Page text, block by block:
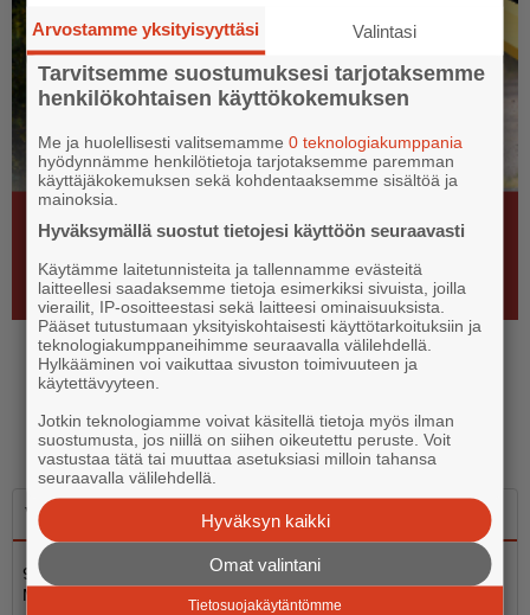
Viikon kysymys
9.8. vietetään Tove Janssonin ja suomalaisen taiteen päivää.
Mikä on sinun suosikkisi Tove Janssonin perinnössä?
Arvostamme yksityisyyttäsi Valintasi
Tarvitsemme suostumuksesi tarjotaksemme
henkilökohtaisen käyttökokemuksen
Me ja huolellisesti valitsemamme0 teknologiakumppania
hyödynnämme henkilötietoja tarjotaksemme paremman
käyttäjäkokemuksen sekä kohdentaaksemme sisältöä ja
mainoksia.
Hyväksymällä suostut tietojesi käyttöön seuraavasti
Käytämme laitetunnisteita ja tallennamme evästeitä
laitteellesi saadaksemme tietoja esimerkiksi sivuista, joilla
vierailit, IP-osoitteestasi sekä laitteesi ominaisuuksista.
Pääset tutustumaan yksityiskohtaisesti käyttötarkoituksiin ja
teknologiakumppaneihimme seuraavalla välilehdellä.
Hylkääminen voi vaikuttaa sivuston toimivuuteen ja
käytettävyyteen.
Jotkin teknologiamme voivat käsitellä tietoja myös ilman
suostumusta, jos niillä on siihen oikeutettu peruste. Voit
vastustaa tätä tai muuttaa asetuksiasi milloin tahansa
seuraavalla välilehdellä.
Hyväksyn kaikki
Omat valintani
Tietosuojakäytäntömme